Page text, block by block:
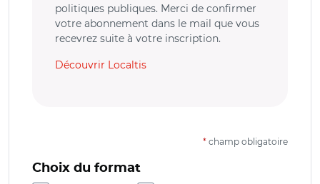
politiques publiques. Merci de confirmer
votre abonnement dans le mail que vous
recevrez suite à votre inscription.
Découvrir Localtis
* champ obligatoire
Choix du format